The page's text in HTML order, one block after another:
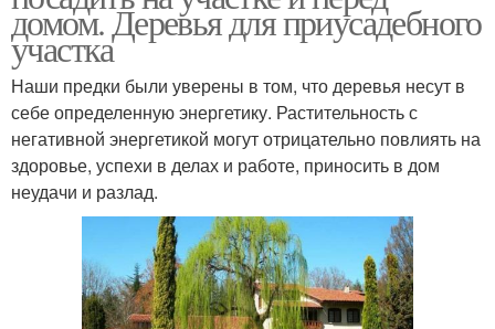
домом. Деревья для приусадебного
участка
Наши предки были уверены в том, что деревья несут в
себе определенную энергетику. Растительность с
негативной энергетикой могут отрицательно повлиять на
здоровье, успехи в делах и работе, приносить в дом
неудачи и разлад.